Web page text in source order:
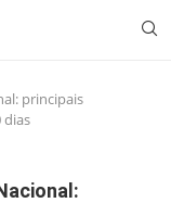
principais
dias